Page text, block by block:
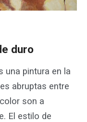
duro
una pintura en la
abruptas entre
son a
El estilo de